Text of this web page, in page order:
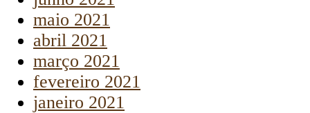
maio 2021
abril 2021
março 2021
fevereiro 2021
janeiro 2021